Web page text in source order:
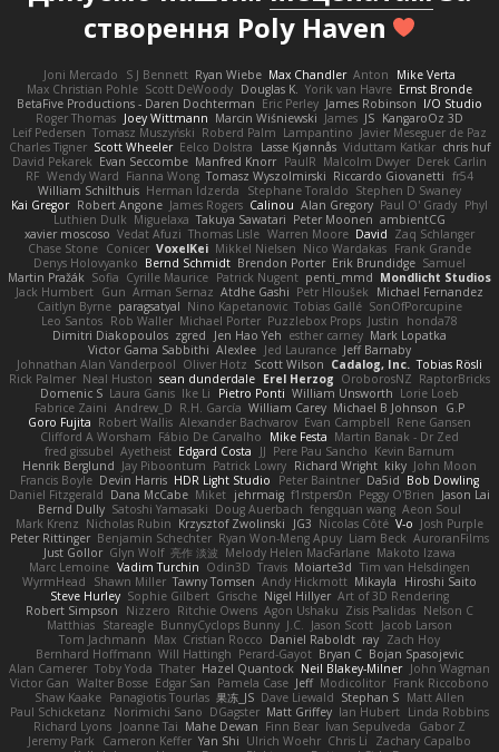
створення Poly Haven
Joni Mercado S J Bennett Ryan Wiebe Max Chandler Anton
Mike Verta
Max Christian Pohle Scott DeWoody Douglas K. Yorik van Havre Ernst Bronde
BetaFive Productions - Daren Dochterman Eric Perley James Robinson I/O Studio
Roger Thomas Joey Wittmann Marcin Wiśniewski James JS KangaroOz 3D
Leif Pedersen Tomasz Muszyński Roberd Palm Lampantino Javier Meseguer de Paz
Charles Tigner Scott Wheeler Eelco Dolstra Lasse Kjønnås Viduttam Katkar chris huf
David Pekarek Evan Seccombe Manfred Knorr PaulR Malcolm Dwyer Derek Carlin
RF Wendy Ward Fianna Wong Tomasz Wyszolmirski Riccardo Giovanetti fr54
William Schilthuis Herman Idzerda Stephane Toraldo Stephen D Swaney
Kai Gregor Robert Angone James Rogers Calinou Alan Gregory Paul O' Grady Phyl
Luthien Dulk Miguelaxa Takuya Sawatari Peter Moonen ambientCG
xavier moscoso Vedat Afuzi Thomas Lisle Warren Moore David Zaq Schlanger
Chase Stone Conicer VoxelKei Mikkel Nielsen Nico Wardakas Frank Grande
Denys Holovyanko Bernd Schmidt Brendon Porter Erik Brundidge Samuel
Martin Pražák Sofia Cyrille Maurice Patrick Nugent penti_mmd Mondlicht Studios
Jack Humbert Gun Arman Sernaz Atdhe Gashi Petr Hloušek
Michael Fernandez
Caitlyn Byrne paragsatyal Nino Kapetanovic Tobias Gallé SonOfPorcupine
Leo Santos Rob Waller Michael Porter Puzzlebox Props Justin
honda78
Dimitri Diakopoulos zgred Jen Hao Yeh esther carney Mark Lopatka
Victor Gama Sabbithi Alexlee Jed Laurance Jeff Barnaby
Johnathan Alan Vanderpool Oliver Hotz Scott Wilson Cadalog, Inc. Tobias Rösli
Rick Palmer Neal Huston sean dunderdale Erel Herzog OroborosNZ RaptorBricks
Domenic S Laura Ganis Ike Li Pietro Ponti William Unsworth Lorie Loeb
Fabrice Zaini Andrew_D R.H. García William Carey Michael B Johnson
G.P
Goro Fujita Robert Wallis Alexander Bachvarov Evan Campbell Rene Gansen
Clifford A Worsham Fábio De Carvalho Mike Festa Martin Banak - Dr Zed
fred gissubel Ayetheist Edgard Costa JJ Pere Pau Sancho Kevin Barnum
Henrik Berglund Jay Piboontum Patrick Lowry Richard Wright kiky John Moon
Francis Boyle Devin Harris HDR Light Studio Peter Baintner Da5id Bob Dowling
Daniel Fitzgerald Dana McCabe Miket jehrmaig f1rstpers0n Peggy O'Brien Jason Lai
Bernd Dully Satoshi Yamasaki Doug Auerbach fengquan wang Aeon Soul
Mark Krenz Nicholas Rubin Krzysztof Zwolinski JG3 Nicolas Côté V-o Josh Purple
Peter Rittinger Benjamin Schechter Ryan Won-Meng Apuy Liam Beck AuroranFilms
Just Gollor Glyn Wolf 亮作 淡波 Melody Helen MacFarlane Makoto Izawa
Marc Lemoine Vadim Turchin Odin3D Travis Moiarte3d Tim van Helsdingen
WyrmHead
Shawn Miller Tawny Tomsen Andy Hickmott Mikayla
Hiroshi Saito
Steve Hurley Sophie Gilbert Grische Nigel Hillyer Art of 3D Rendering
Robert Simpson
Nizzero Ritchie Owens Agon Ushaku Zisis Psalidas Nelson C
Matthias Stareagle BunnyCyclops Bunny J.C. Jason Scott Jacob Larson
Tom Jachmann
Max Cristian Rocco Daniel Raboldt ray Zach Hoy
Bernhard Hoffmann Will Hattingh Perard-Gayot Bryan C Bojan Spasojevic
Alan Camerer Toby Yoda Thater Hazel Quantock Neil Blakey-Milner John Wagman
Victor Gan Walter Bosse Edgar San Pamela Case Jeff Modicolitor Frank Riccobono
Shaw Kaake Panagiotis Tourlas 果冻_JS Dave Liewald Stephan S Matt Allen
Paul Schicketanz
Norimichi Sano DGagster Matt Griffey Ian Hubert Linda Robbins
Richard Lyons Joanne Tai Mahe Dewan Finn Bear Ivan Sepulveda
Gabor Z
Jeremy Park
Cameron Keffer Yan Shi Ulrich Woehr Chris Li
Zachary Capalbo